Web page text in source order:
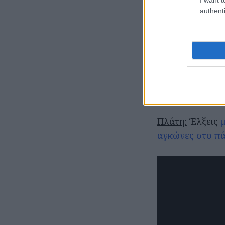
προπόνηση
υγείας σου
αδιαθεσία ή
Oι βασικές
Πλάτη: Έλξεις
αγκώνες στο